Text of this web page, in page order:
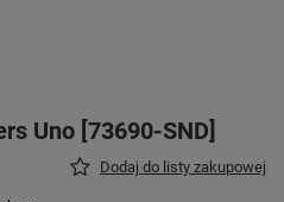
Uno [73690-SND]
Dodaj do listy zakupowej